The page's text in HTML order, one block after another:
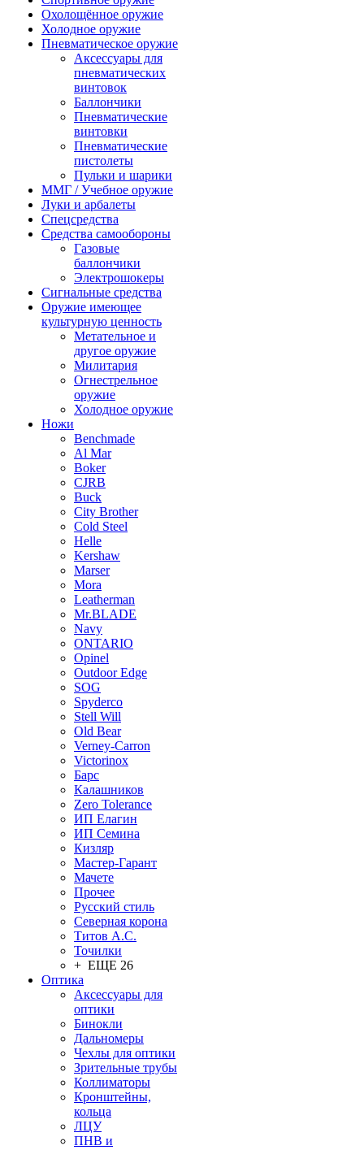
Охолощённое оружие
Холодное оружие
Пневматическое оружие
Аксессуары для
пневматических
винтовок
Баллончики
Пневматические
винтовки
Пневматические
пистолеты
Пульки и шарики
ММГ / Учебное оружие
Луки и арбалеты
Спецсредства
Средства самообороны
Газовые
баллончики
Электрошокеры
Сигнальные средства
Оружие имеющее
культурную ценность
Метательное и
другое оружие
Милитария
Огнестрельное
оружие
Холодное оружие
Ножи
Benchmade
Al Mar
Boker
CJRB
Buck
City Brother
Cold Steel
Helle
Kershaw
Marser
Mora
Leatherman
Mr.BLADE
Navy
ONTARIO
Opinel
Outdoor Edge
SOG
Spyderco
Stell Will
Old Bear
Verney-Carron
Victorinox
Барс
Калашников
Zero Tolerance
ИП Елагин
ИП Семина
Кизляр
Мастер-Гарант
Мачете
Прочее
Русский стиль
Северная корона
Титов А.С.
Точилки
+ ЕЩЕ 26
Оптика
Аксессуары для
оптики
Бинокли
Дальномеры
Чехлы для оптики
Зрительные трубы
Коллиматоры
Кронштейны,
кольца
ЛЦУ
ПНВ и